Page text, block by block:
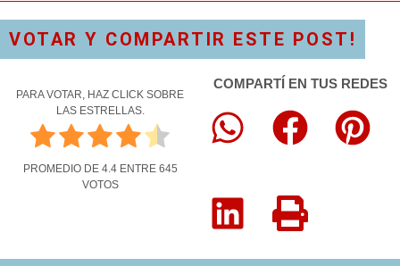
VOTAR Y COMPARTIR ESTE POST!
PARA VOTAR, HAZ CLICK SOBRE
LAS ESTRELLAS.
PROMEDIO DE 4.4ENTRE 645
VOTOS
COMPARTÍ EN TUS REDES